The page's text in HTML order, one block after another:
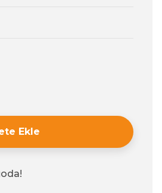
Ekle